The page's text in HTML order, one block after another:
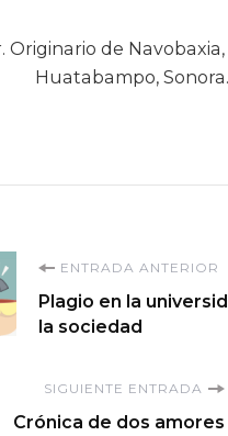
Originario de
Huatabampo, Sonora.
ENTRADA ANTERIOR
Plagio en la
la sociedad
SIGUIENTE ENTRADA
Crónica de dos amores